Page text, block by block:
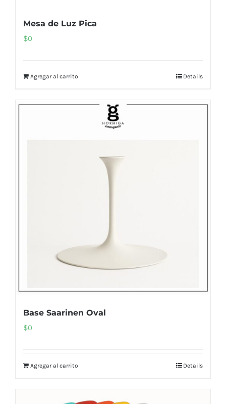
Mesa de Luz Pica
$0
Agregar al carrito Details
Base Saarinen Oval
$0
Agregar al carrito Details